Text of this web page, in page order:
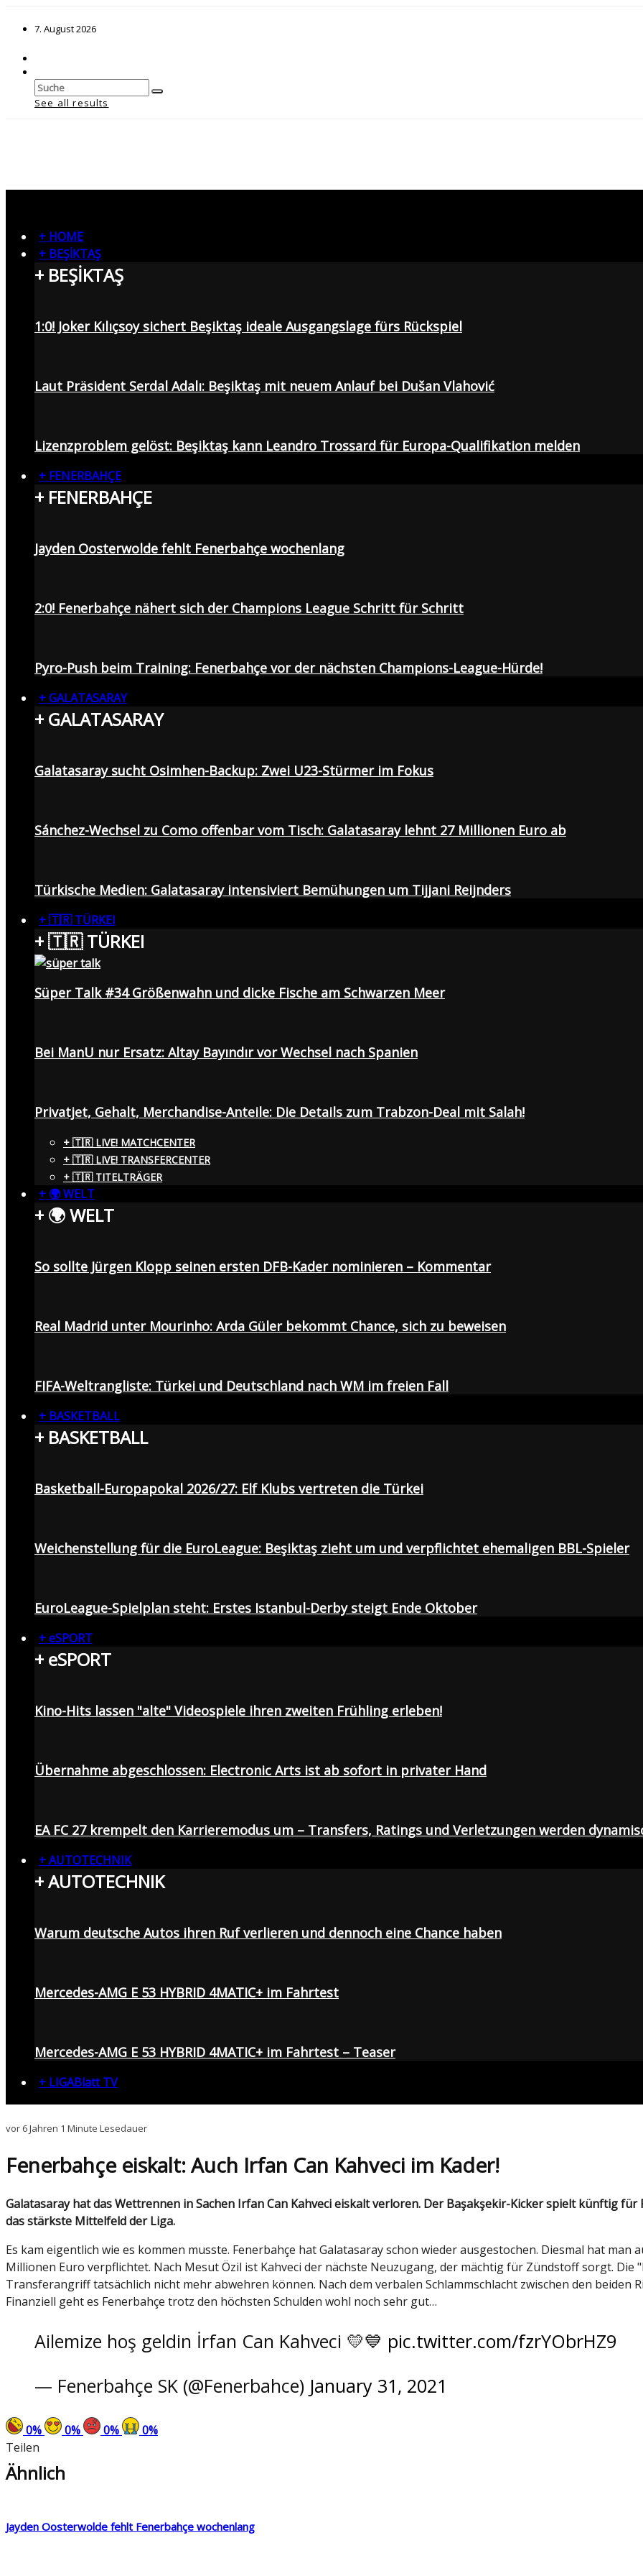
7. August 2026
See all results
+ HOME
+ BEŞİKTAŞ
+ BEŞİKTAŞ
1:0! Joker Kılıçsoy sichert Beşiktaş ideale Ausgangslage fürs Rückspiel
Laut Präsident Serdal Adalı: Beşiktaş mit neuem Anlauf bei Dušan Vlahović
Lizenzproblem gelöst: Beşiktaş kann Leandro Trossard für Europa-Qualifikation melden
+ FENERBAHÇE
+ FENERBAHÇE
Jayden Oosterwolde fehlt Fenerbahçe wochenlang
2:0! Fenerbahçe nähert sich der Champions League Schritt für Schritt
Pyro-Push beim Training: Fenerbahçe vor der nächsten Champions-League-Hürde!
+ GALATASARAY
+ GALATASARAY
Galatasaray sucht Osimhen-Backup: Zwei U23-Stürmer im Fokus
Sánchez-Wechsel zu Como offenbar vom Tisch: Galatasaray lehnt 27 Millionen Euro ab
Türkische Medien: Galatasaray intensiviert Bemühungen um Tijjani Reijnders
+ 🇹🇷 TÜRKEI
+ 🇹🇷 TÜRKEI
Süper Talk #34 Größenwahn und dicke Fische am Schwarzen Meer
Bei ManU nur Ersatz: Altay Bayındır vor Wechsel nach Spanien
Privatjet, Gehalt, Merchandise-Anteile: Die Details zum Trabzon-Deal mit Salah!
+ 🇹🇷 LIVE! MATCHCENTER
+ 🇹🇷 LIVE! TRANSFERCENTER
+ 🇹🇷 TITELTRÄGER
+ 🌍 WELT
+ 🌍 WELT
So sollte Jürgen Klopp seinen ersten DFB-Kader nominieren – Kommentar
Real Madrid unter Mourinho: Arda Güler bekommt Chance, sich zu beweisen
FIFA-Weltrangliste: Türkei und Deutschland nach WM im freien Fall
+ BASKETBALL
+ BASKETBALL
Basketball-Europapokal 2026/27: Elf Klubs vertreten die Türkei
Weichenstellung für die EuroLeague: Beşiktaş zieht um und verpflichtet ehemaligen BBL-Spieler
EuroLeague-Spielplan steht: Erstes Istanbul-Derby steigt Ende Oktober
+ eSPORT
+ eSPORT
Kino-Hits lassen "alte" Videospiele ihren zweiten Frühling erleben!
Übernahme abgeschlossen: Electronic Arts ist ab sofort in privater Hand
EA FC 27 krempelt den Karrieremodus um – Transfers, Ratings und Verletzungen werden
+ AUTOTECHNIK
+ AUTOTECHNIK
Warum deutsche Autos ihren Ruf verlieren und dennoch eine Chance haben
Mercedes-AMG E 53 HYBRID 4MATIC+ im Fahrtest
Mercedes-AMG E 53 HYBRID 4MATIC+ im Fahrtest – Teaser
+ LIGABlatt TV
vor 6 Jahren 1 Minute Lesedauer
Fenerbahçe eiskalt: Auch Irfan Can Kahveci im Kader!
Galatasaray hat das Wettrennen in Sachen Irfan Can Kahveci eiskalt verloren. Der Başakşekir-Kicker spielt künftig für Fenerbahçe. Nun haben die "Kanarienvögel"
das stärkste Mittelfeld der Liga.
Es kam eigentlich wie es kommen musste. Fenerbahçe hat Galatasaray schon wieder ausgestochen. Diesmal hat man
Millionen Euro verpflichtet. Nach Mesut Özil ist Kahveci der nächste Neuzugang, der mächtig für Zündstoff sorgt. Die
Transferangriff tatsächlich nicht mehr abwehren können. Nach dem verbalen Schlammschlacht zwischen den beiden
Finanziell geht es Fenerbahçe trotz den höchsten Schulden wohl noch sehr gut…
Ailemize hoş geldin İrfan Can Kahveci 💛💙 pic.twitter.com/fzrYObrHZ9
— Fenerbahçe SK (@Fenerbahce) January 31, 2021
0% 0% 0% 0%
Teilen
Ähnlich
Jayden Oosterwolde fehlt Fenerbahçe wochenlang